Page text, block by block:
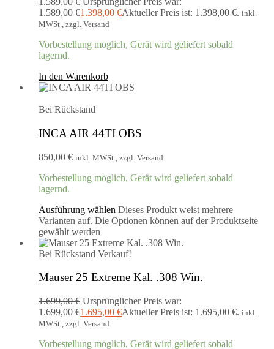
1.589,00 €1.398,00 €Aktueller Preis ist: 1.398,00 €. inkl.
MWSt., zzgl. Versand
Vorbestellung möglich, Gerät wird geliefert sobald
lagernd.
In den Warenkorb
Bei Rückstand
INCA AIR 44TI OBS
850,00 € inkl. MWSt., zzgl. Versand
Vorbestellung möglich, Gerät wird geliefert sobald
lagernd.
Ausführung wählen Dieses Produkt weist mehrere
Varianten auf. Die Optionen können auf der Produktseite
gewählt werden
Bei Rückstand Verkauf!
Mauser 25 Extreme Kal. .308 Win.
1.699,00€ Ursprünglicher Preis war:
1.699,00 €1.695,00 €Aktueller Preis ist: 1.695,00 €. inkl.
MWSt., zzgl. Versand
Vorbestellung möglich, Gerät wird geliefert sobald